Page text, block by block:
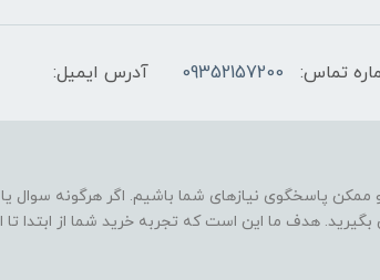
تماس: 09352157200 آدرس ایمیل:
ممکن پاسخگوی نیازهای شما باشیم. اگر هرگونه سوال
هدف ما این است که تجربه خرید شما از ابتدا تا